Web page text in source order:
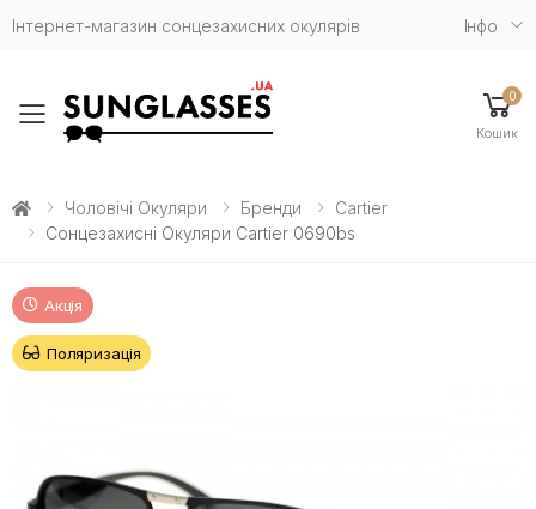
Інтернет-магазин сонцезахисних окулярів Iнфо
Toggle mobile menu
0
Кошик
Чоловічі Окуляри Бренди
Cartier
Сонцезахисні Окуляри Cartier 0690bs
Акція
Поляризація